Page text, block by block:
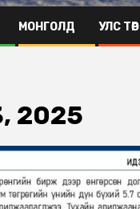
МОНГОЛД УЛС ТӨР
2025